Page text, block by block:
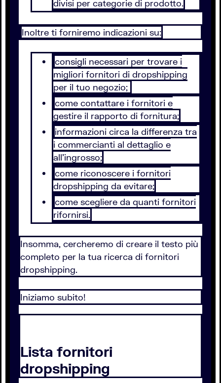
divisi per categorie di prodotto.
Inoltre ti forniremo indicazioni su:
consigli necessari per trovare i
migliori fornitori di dropshipping
per il tuo negozio;
come contattare i fornitori e
gestire il rapporto di fornitura;
informazioni circa la differenza tra
i commercianti al dettaglio e
all’ingrosso;
come riconoscere i fornitori
dropshipping da evitare;
come scegliere da quanti fornitori
rifornirsi.
Insomma, cercheremo di creare il testo più
completo per la tua ricerca di fornitori
dropshipping.
Iniziamo subito!
Lista fornitori
dropshipping